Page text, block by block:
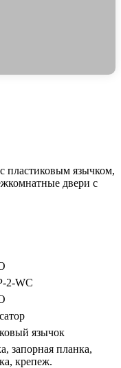
2-WC
язычок
запорная планка,
крепеж.
пластиковым язычком,
двери с